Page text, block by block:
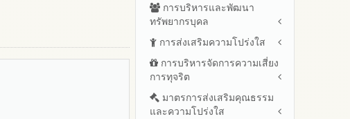
สรุปผลการจัดซื้อจัดจ้างหรือการ
จัดหาพัสดุรายเดือน ประจำ
ปีงบประมาณ พ.ศ.2569(แบบ
สขร.1)
รายงานผลการจัดซื้อจัดจ้างหรือ
การจัดหาพัสดุของสำนักงานเขต
พื้นที่การศึกษาประจำปีงบประมาณ
พ.ศ. 2568
การบริหารและพัฒนา
ทรัพยากรบุคล
หลักเกณฑ์และแผนการบริหาร
และพัฒนาทรัพยากรบุคลล ประจำ
ปีงบประมาณ พ.ศ.2569
พัฒนาทรัพยากรบุคคลประจำ
ปีงบประมาณ
การส่งเสริมความโปร่งใส
แนวปฏิบัติการจัดการเรื่องร้อง
เรียนการทุจริตและประพฤติมิชอบ
ช่องทางแจ้งเรื่องร้องเรียนการ
ทุจริตและประพฤติมิชอบ
การบริหารจัดการความเสี่ยง
การทุจริต
การขับเคลื่อนนโยบาย No Gift
Policy จากการปฏิบัติหน้าที่ และ
มาตรการส่งเสริมคุณธรรม
และความโปร่งใส